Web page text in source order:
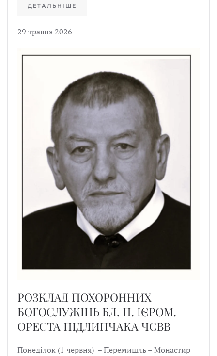
ДЕТАЛЬНІШЕ
29 травня 2026
РОЗКЛАД ПОХОРОННИХ
БОГОСЛУЖІНЬ БЛ. П. ІЄРОМ.
ОРЕСТА ПІДЛИПЧАКА ЧСВВ
Понеділок (1 червня) – Перемишль – Монастир